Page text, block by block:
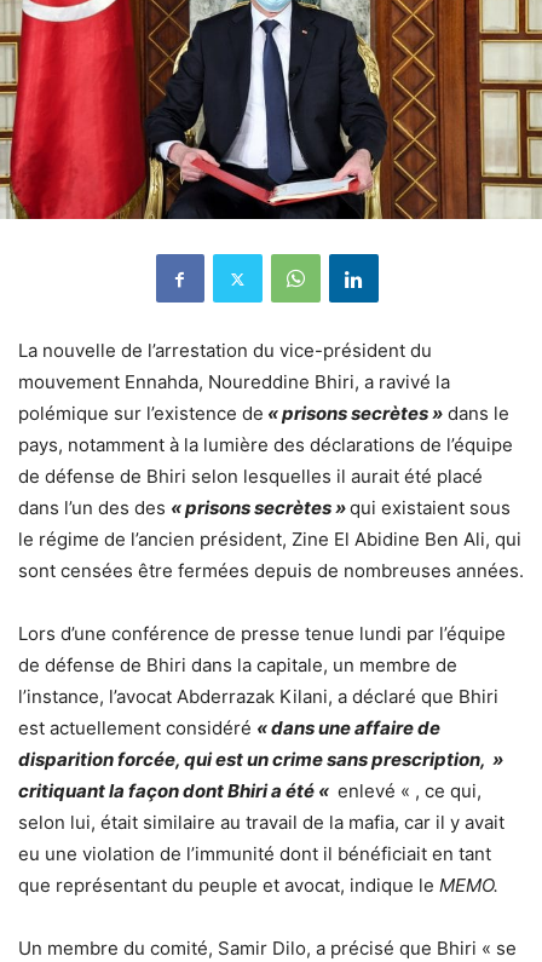
La nouvelle de l’arrestation du vice-président du
mouvement Ennahda, Noureddine Bhiri, a ravivé la
polémique sur l’existence de « prisons secrètes » dans le
pays, notamment à la lumière des déclarations de l’équipe
de défense de Bhiri selon lesquelles il aurait été placé
dans l’un des des « prisons secrètes »qui existaient sous
le régime de l’ancien président, Zine El Abidine Ben Ali, qui
sont censées être fermées depuis de nombreuses années.
Lors d’une conférence de presse tenue lundi par l’équipe
de défense de Bhiri dans la capitale, un membre de
l’instance, l’avocat Abderrazak Kilani, a déclaré que Bhiri
est actuellement considéré « dans une affaire de
disparition forcée, qui est un crime sans prescription, »
critiquant la façon dont Bhiri a été « enlevé « , ce qui,
selon lui, était similaire au travail de la mafia, car il y avait
eu une violation de l’immunité dont il bénéficiait en tant
que représentant du peuple et avocat, indique le MEMO.
Un membre du comité, Samir Dilo, a précisé que Bhiri « se